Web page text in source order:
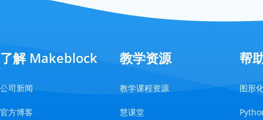
了解 Makeblock
公司新闻
官方博客
教学资源
教学课程资源
慧课堂
帮
图形